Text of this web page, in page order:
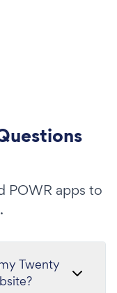
POWR apps to
Twenty